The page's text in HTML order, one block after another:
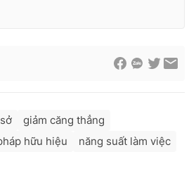
giảm căng thẳng
hữu hiệu
năng suất làm việc